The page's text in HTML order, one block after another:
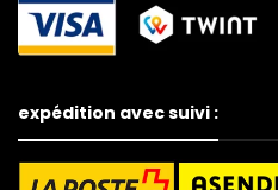
expédition avec suivi :